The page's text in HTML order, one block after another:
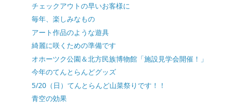
チェックアウトの早いお客様に
毎年、楽しみなもの
アート作品のような遊具
綺麗に咲くための準備です
オホーツク公園＆北方民族博物館「施設見学会開催！」
今年のてんとらんどグッズ
5/20（日）てんとらんど山菜祭りです！！
青空の効果